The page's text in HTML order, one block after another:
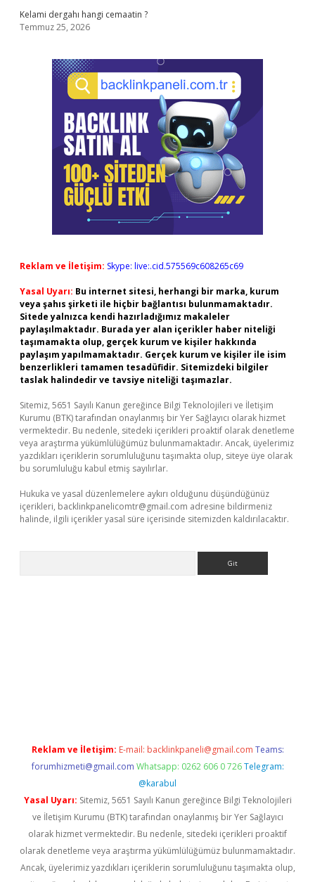
Kelami dergahı hangi cemaatin ?
Temmuz 25, 2026
Reklam ve İletişim: Skype: live:.cid.575569c608265c69
Yasal Uyarı: Bu internet sitesi, herhangi bir marka, kurum
veya şahıs şirketi ile hiçbir bağlantısı bulunmamaktadır.
Sitede yalnızca kendi hazırladığımız makaleler
paylaşılmaktadır. Burada yer alan içerikler haber niteliği
taşımamakta olup, gerçek kurum ve kişiler hakkında
paylaşım yapılmamaktadır. Gerçek kurum ve kişiler ile isim
benzerlikleri tamamen tesadüfidir. Sitemizdeki bilgiler
taslak halindedir ve tavsiye niteliği taşımazlar.
Sitemiz, 5651 Sayılı Kanun gereğince Bilgi Teknolojileri ve İletişim
Kurumu (BTK) tarafından onaylanmış bir Yer Sağlayıcı olarak hizmet
vermektedir. Bu nedenle, sitedeki içerikleri proaktif olarak denetleme
veya araştırma yükümlülüğümüz bulunmamaktadır. Ancak, üyelerimiz
yazdıkları içeriklerin sorumluluğunu taşımakta olup, siteye üye olarak
bu sorumluluğu kabul etmiş sayılırlar.
Hukuka ve yasal düzenlemelere aykırı olduğunu düşündüğünüz
içerikleri, backlinkpanelicomtr@gmail.com adresine bildirmeniz
halinde, ilgili içerikler yasal süre içerisinde sitemizden kaldırılacaktır.
Reklam ve İletişim: E-mail: backlinkpaneli@gmail.com Teams:
forumhizmeti@gmail.com Whatsapp: 0262 606 0 726 Telegram:
@karabul
Yasal Uyarı: Sitemiz, 5651 Sayılı Kanun gereğince Bilgi Teknolojileri
ve İletişim Kurumu (BTK) tarafından onaylanmış bir Yer Sağlayıcı
olarak hizmet vermektedir. Bu nedenle, sitedeki içerikleri proaktif
olarak denetleme veya araştırma yükümlülüğümüz bulunmamaktadır.
Ancak, üyelerimiz yazdıkları içeriklerin sorumluluğunu taşımakta olup,